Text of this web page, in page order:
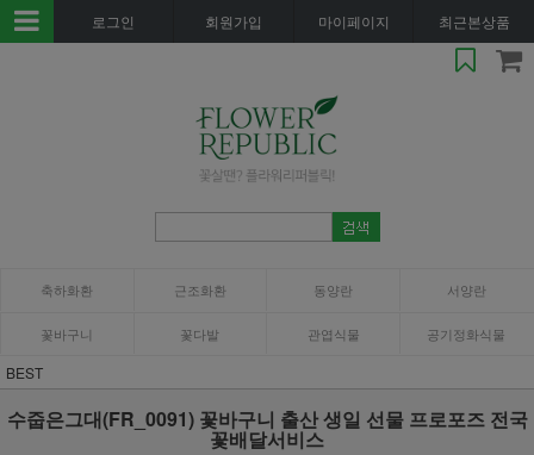
로그인 회원가입 마이페이지 최근본상품
축하화환 근조화환 동양란 서양란
꽃바구니 꽃다발 관엽식물 공기정화식물
BEST
수줍은그대(FR_0091) 꽃바구니 출산 생일 선물 프로포즈 전국
꽃배달서비스